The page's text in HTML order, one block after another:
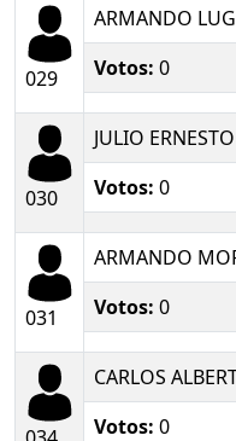
029
ARMANDO
Votos: 0
030
JULIO
Votos: 0
031
ARMANDO
Votos: 0
CARLOS
Votos: 0